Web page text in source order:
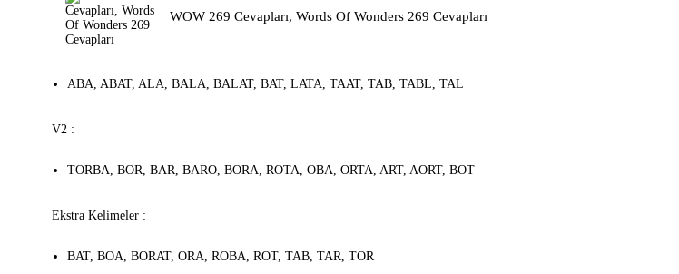
WOW 269 Cevapları, Words Of Wonders 269 Cevapları
ABA, ABAT, ALA, BALA, BALAT, BAT, LATA, TAAT, TAB, TABL, TAL
V2 :
TORBA, BOR, BAR, BARO, BORA, ROTA, OBA, ORTA, ART, AORT, BOT
Ekstra Kelimeler :
BAT, BOA, BORAT, ORA, ROBA, ROT, TAB, TAR, TOR